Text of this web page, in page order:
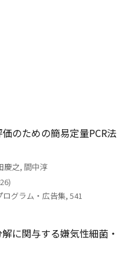
のための簡易定量PCR法
慶之, 間中淳
グラム・広告集, 541
に関与する嫌気性細菌・